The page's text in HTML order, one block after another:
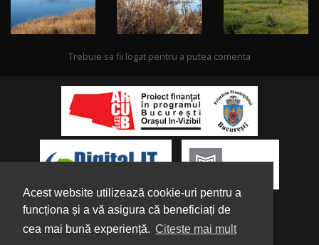
Acest website utilizează cookie-uri pentru a
funcționa și a vă asigura că beneficiați de
cea mai bună experiență. Citește mai mult
Trebuie sa fii logat pentru a putea comenta